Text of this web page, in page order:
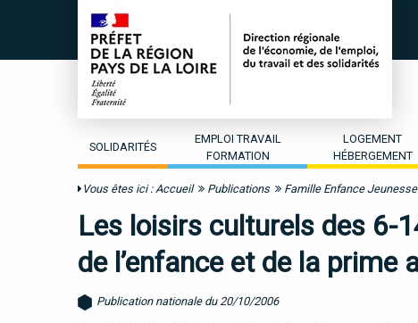
SOLIDARITÉS
EMPLOI TRAVAIL
FORMATION
LOGEMENT
HÉBERGEMENT
Vous êtes ici : Accueil Publications Famille Enfance Jeunesse
Les loisirs culturels des 6-
de l’enfance et de la prime
Publication nationale du 20/10/2006